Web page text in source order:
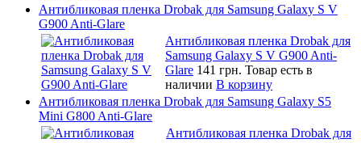
Антибликовая пленка Drobak для Samsung Galaxy S V
G900 Anti-Glare
Антибликовая пленка Drobak для
Samsung Galaxy S V G900 Anti-
Glare 141 грн. Товар есть в
наличии В корзину
Антибликовая пленка Drobak для Samsung Galaxy S5
Mini G800 Anti-Glare
Антибликовая пленка Drobak для